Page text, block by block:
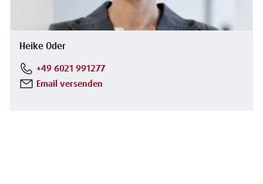
Heike Oder
+49 6021 991277
Email versenden